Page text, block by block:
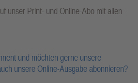
unser Print- und Online-Abo mit allen
und möchten gerne unsere
unsere Online-Ausgabe abonnieren?